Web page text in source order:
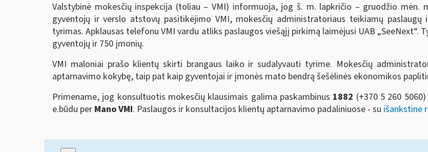
Valstybinė mokesčių inspekcija (toliau – VMI) informuoja, jog š. m. lapkričio – gruodžio mėn.
gyventojų ir verslo atstovų pasitikėjimo VMI, mokesčių administratoriaus teikiamų
tyrimas. Apklausas telefonu VMI vardu atliks paslaugos viešąjį pirkimą laimėjusi UAB
gyventojų ir 750 įmonių.
VMI maloniai prašo klientų skirti brangaus laiko ir sudalyvauti tyrime. Mokesčių
aptarnavimo kokybę, taip pat kaip gyventojai ir įmonės mato bendrą šešėlinės ekonomikos
Primename, jog konsultuotis mokesčių klausimais galima paskambinus 1882 (+370 5 260 5060)
e.būdu per Mano VMI. Paslaugos ir konsultacijos klientų aptarnavimo padaliniuose - su išankstine